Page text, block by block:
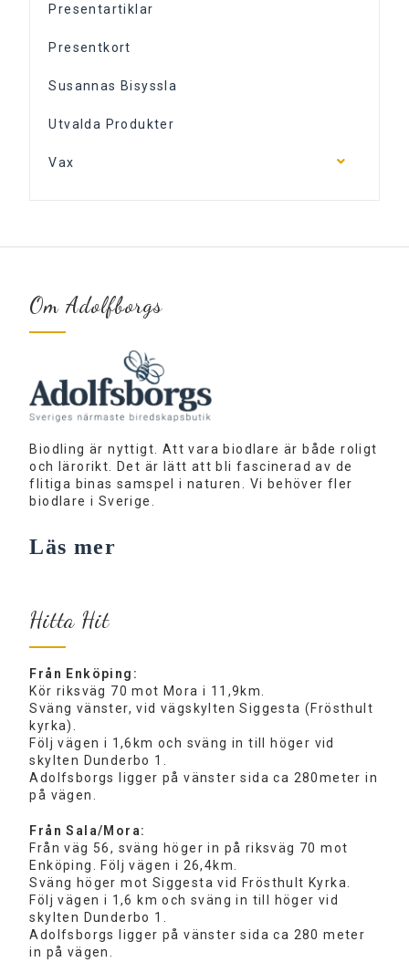
Presentartiklar
Presentkort
Susannas Bisyssla
Utvalda Produkter
Vax
Om Adolfborgs
Biodling är nyttigt. Att vara biodlare är både roligt
och lärorikt. Det är lätt att bli fascinerad av de
flitiga binas samspel i naturen. Vi behöver fler
biodlare i Sverige.
Läs mer
Hitta Hit
Från Enköping:
Kör riksväg 70 mot Mora i 11,9km.
Sväng vänster, vid vägskylten Siggesta (Frösthult
kyrka).
Följ vägen i 1,6km och sväng in till höger vid
skylten Dunderbo 1.
Adolfsborgs ligger på vänster sida ca 280meter in
på vägen.
Från Sala/Mora:
Från väg 56, sväng höger in på riksväg 70 mot
Enköping. Följ vägen i 26,4km.
Sväng höger mot Siggesta vid Frösthult Kyrka.
Följ vägen i 1,6 km och sväng in till höger vid
skylten Dunderbo 1.
Adolfsborgs ligger på vänster sida ca 280 meter
in på vägen.